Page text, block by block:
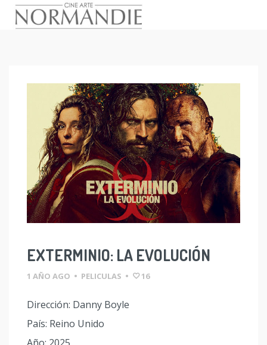
EXTERMINIO: LA EVOLUCIÓN
1 AÑO AGO • PELICULAS • 16
Dirección: Danny Boyle
País: Reino Unido